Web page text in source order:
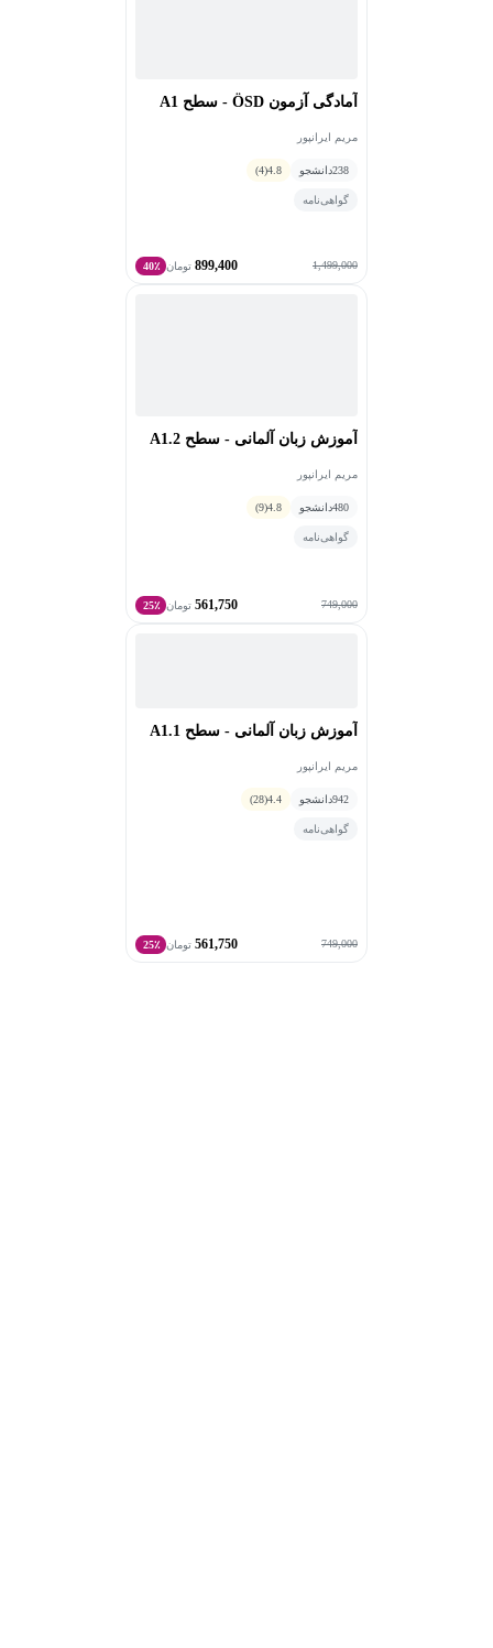
آمادگی آزمون ÖSD - سطح A1
مریم ایرانپور
238دانشجو 4.8
(4)
گواهی‌نامه
1,499,000
899,400 تومان 40٪
آموزش زبان آلمانی - سطح A1.2
مریم ایرانپور
480دانشجو 4.8
(9)
گواهی‌نامه
749,000
561,750 تومان 25٪
آموزش زبان آلمانی - سطح A1.1
مریم ایرانپور
942دانشجو 4.4
(28)
گواهی‌نامه
749,000
561,750 تومان 25٪